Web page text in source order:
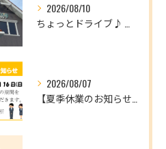
2026/08/10
2026/08/07